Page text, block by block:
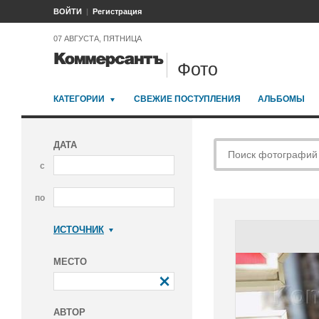
ВОЙТИ Регистрация
07 АВГУСТА, ПЯТНИЦА
Фото
КАТЕГОРИИ СВЕЖИЕ ПОСТУПЛЕНИЯ АЛЬБОМЫ
ДАТА
с
по
ИСТОЧНИК
МЕСТО
АВТОР